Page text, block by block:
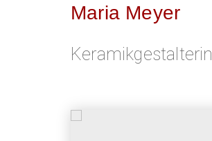
Maria Meyer
Keramikgestalterin